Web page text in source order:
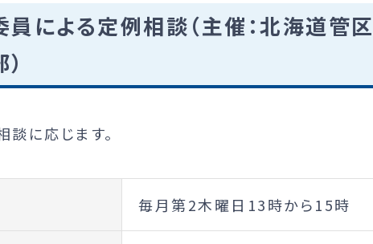
による定例相談（主催：北海道管
に応じます。
毎月第2木曜日13時から15時